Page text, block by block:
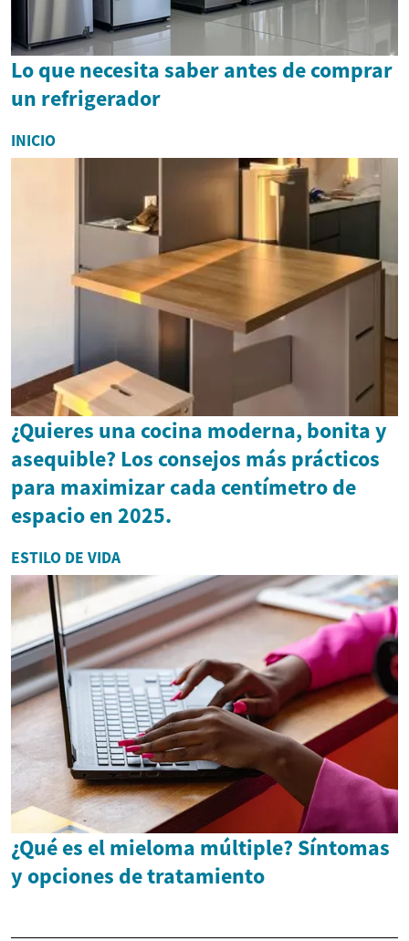
Lo que necesita saber antes de comprar
un refrigerador
INICIO
¿Quieres una cocina moderna, bonita y
asequible? Los consejos más prácticos
para maximizar cada centímetro de
espacio en 2025.
ESTILO DE VIDA
¿Qué es el mieloma múltiple? Síntomas
y opciones de tratamiento